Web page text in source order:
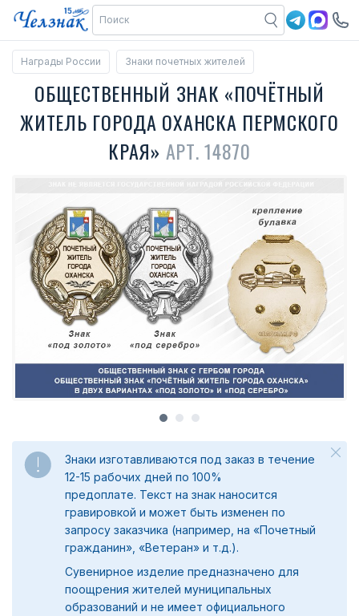
Награды России Знаки почетных жителей
ОБЩЕСТВЕННЫЙ ЗНАК «ПОЧЁТНЫЙ
ЖИТЕЛЬ ГОРОДА ОХАНСКА ПЕРМСКОГО
КРАЯ» АРТ. 14870
Знаки изготавливаются под заказ в течение
12-15 рабочих дней по 100%
предоплате. Текст на знак наносится
гравировкой и может быть изменен по
запросу заказчика (например, на «Почетный
гражданин», «Ветеран» и т.д.).
Сувенирное изделие предназначено для
поощрения жителей муниципальных
образований и не имеет официального